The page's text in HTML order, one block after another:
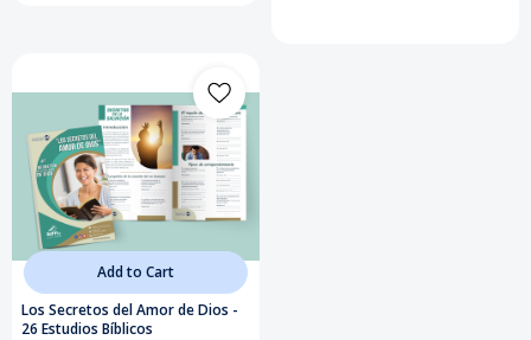
Add to Cart
Los Secretos del Amor de Dios -
26 Estudios Bíblicos